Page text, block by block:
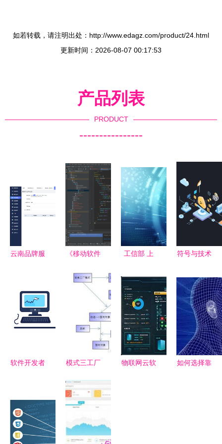
如若转载，请注明出处：http://www.edagz.com/product/24.html
更新时间：2026-08-07 00:17:53
产品列表
PRODUCT
----------------
云南品牌服
赋能本土产
业数字化升
级
《移动软件
5 网络技术
服务实践报
工信部 上
5G基站
25.7万个，
软件行业营
收同比增长
显著
符号与技术
的固定与支
持体系
软件开发者
值与品牌基
因的图标
模式三工厂
创新引擎与
成果丰收
物联网云软
如何选择靠